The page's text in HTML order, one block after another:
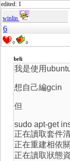
edited: 1
winlin
6
0 0
brli
我是使用
想自己編gcin
但
sudo apt-get
正在讀取套件
正在重建相
正在讀取狀態